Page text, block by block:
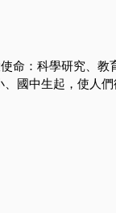
命：科學研究、
國中生起，使人們